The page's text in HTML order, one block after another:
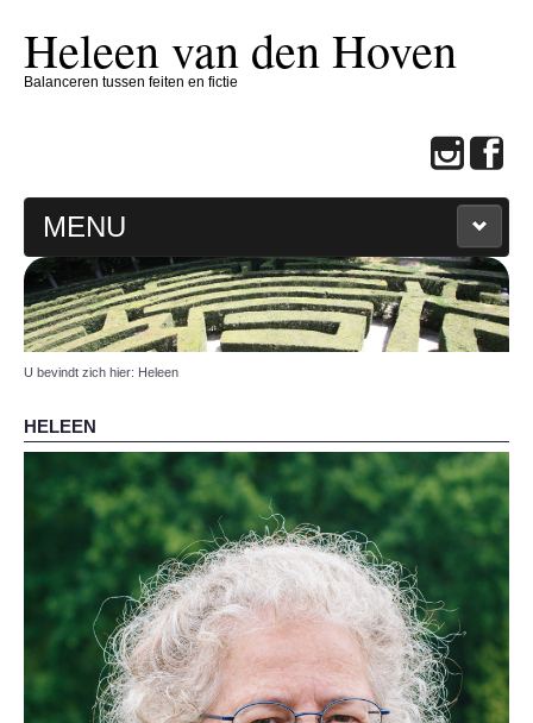
Heleen van den Hoven
Balanceren tussen feiten en fictie
MENU
THUIS
HELEEN
SCHRIJFCOACH
CONTACT
CARPA 3521
U bevindt zich hier: Heleen
HELEEN